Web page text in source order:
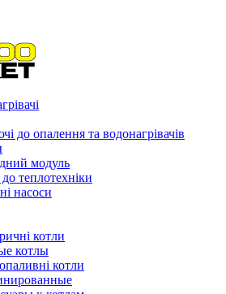
до опалення та водонагрівачів
модуль
теплотехніки
насоси
котли
котлы
котли